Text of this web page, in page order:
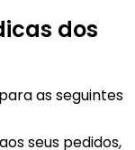
dos
as seguintes
seus pedidos,